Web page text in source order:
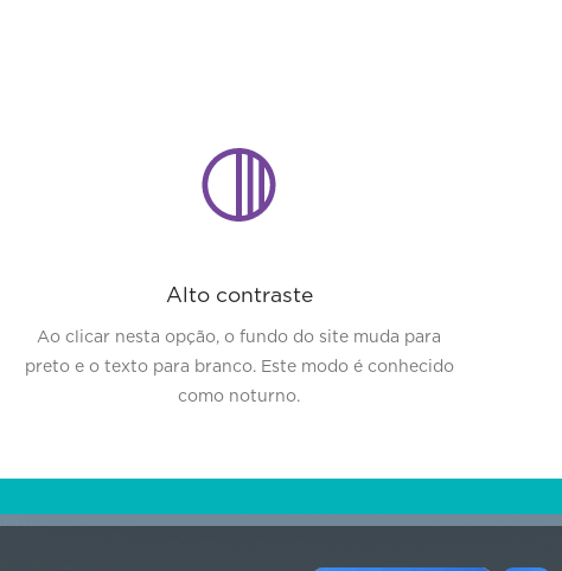
Alto contraste
Ao clicar nesta opção, o fundo do site muda para
preto e o texto para branco. Este modo é conhecido
como noturno.